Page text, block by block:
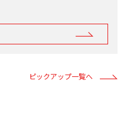
ピックアップ一覧へ